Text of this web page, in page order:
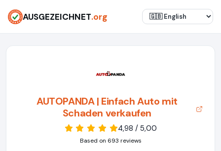
AUSGEZEICHNET.org
AUTOPANDA | Einfach Auto mit
Schaden verkaufen
4,98 / 5,00
Based on 693 reviews